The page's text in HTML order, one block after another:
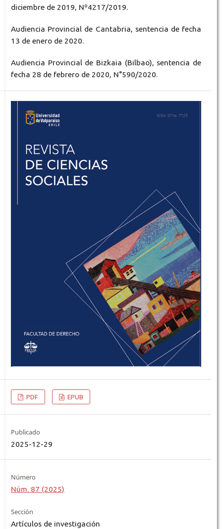
diciembre de 2019, Nº4217/2019.
Audiencia Provincial de Cantabria, sentencia de fecha
13 de enero de 2020.
Audiencia Provincial de Bizkaia (Bilbao), sentencia de
fecha 28 de febrero de 2020, N°590/2020.
PDF EPUB
Publicado
2025-12-29
Número
Núm. 87 (2025)
Sección
Artículos de investigación